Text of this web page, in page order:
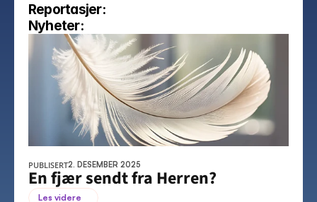
Reportasjer:
Nyheter:
PUBLISERT2. DESEMBER 2025
En fjær sendt fra Herren?
Les videre